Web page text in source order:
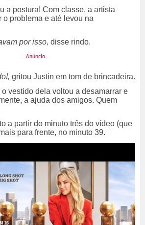
a postura! Com classe, a artista
o problema e até levou na
por isso, disse rindo.
gritou Justin em tom de brincadeira.
vestido dela voltou a desamarrar e
a ajuda dos amigos. Quem
a partir do minuto três do vídeo (que
para frente, no minuto 39.